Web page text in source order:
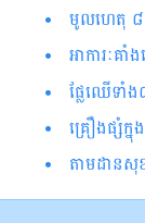
មូលហេតុ ៨
អាការៈគ
ផ្លែ​ឈើ​ទាំ
គ្រឿងផ្សំក្
តាមដាន​